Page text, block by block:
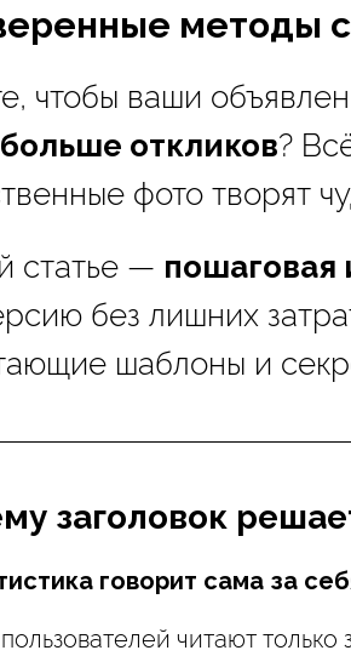
методы
чтобы ваши
откликов?
фото творят
статье — пошаговая
без лишних
шаблоны и
заголовок
говорит сама за
пользователей читают только